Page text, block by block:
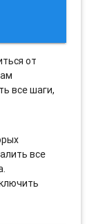
от
все шаги,
все